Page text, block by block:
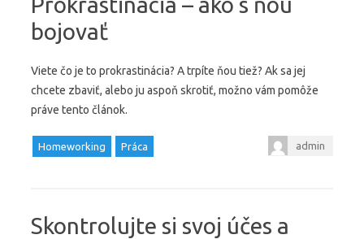
bojovať
Viete čo je to prokrastinácia? A trpíte ňou tiež? Ak sa jej
chcete zbaviť, alebo ju aspoň skrotiť, možno vám pomôže
práve tento článok.
Homeworking Práca admin
Skontrolujte si svoj účes a